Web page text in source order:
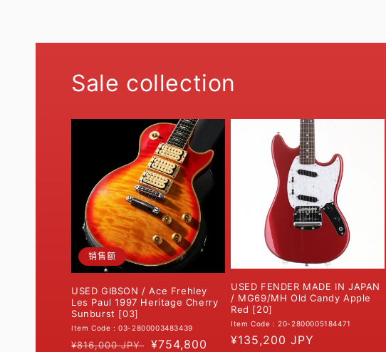
Sale collection
销售额
USED GIBSON / Ace Frehley
Les Paul 1997 Heritage Cherry
Sunburst [03]
Item Code : 03-2800003483439
常
¥816,000 JPY
促
¥754,800
USED FENDER MADE IN JAPAN
/ MG69/MH Old Candy Apple
Red [20]
Item Code : 20-2800005184471
常
¥135,200 JPY